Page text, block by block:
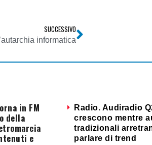
SUCCESSIVO
informatica
in FM
della
e
Radio. Audiradio
crescono mentre
tradizionali
parlare di trend